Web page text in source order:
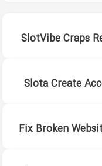
SlotVibe Craps
Slota Create
Fix Broken